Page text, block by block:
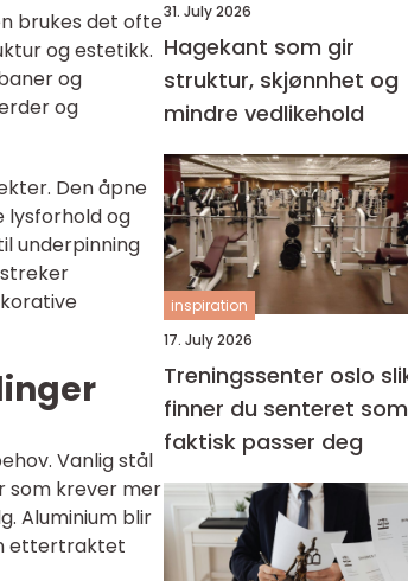
brukes det ofte
og estetikk.
og
og
Den åpne
lysforhold og
underpinning
Vanlig stål
som krever mer
Aluminium blir
ettertraktet
31. July 2026
Hagekant som gir
struktur, skjønnhet og
mindre vedlikehold
inspiration
17. July 2026
Treningssenter oslo slik
finner du senteret som
faktisk passer deg